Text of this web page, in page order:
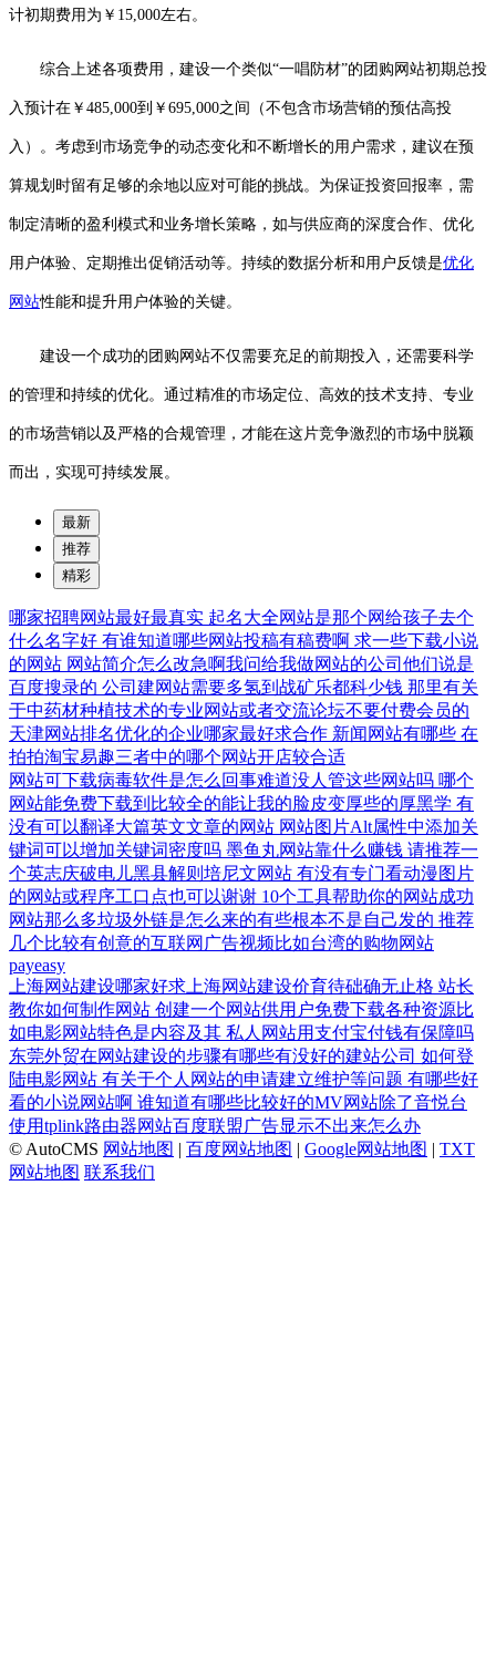
计初期费用为￥15,000左右。
综合上述各项费用，建设一个类似“一唱防材”的团购网站初期总投
入预计在￥485,000到￥695,000之间（不包含市场营销的预估高投
入）。考虑到市场竞争的动态变化和不断增长的用户需求，建议在预
算规划时留有足够的余地以应对可能的挑战。为保证投资回报率，需
制定清晰的盈利模式和业务增长策略，如与供应商的深度合作、优化
用户体验、定期推出促销活动等。持续的数据分析和用户反馈是优化
网站性能和提升用户体验的关键。
建设一个成功的团购网站不仅需要充足的前期投入，还需要科学
的管理和持续的优化。通过精准的市场定位、高效的技术支持、专业
的市场营销以及严格的合规管理，才能在这片竞争激烈的市场中脱颖
而出，实现可持续发展。
最新
推荐
精彩
哪家招聘网站最好最真实 起名大全网站是那个网给孩子去个
什么名字好 有谁知道哪些网站投稿有稿费啊 求一些下载小说
的网站 网站简介怎么改急啊我问给我做网站的公司他们说是
百度搜录的 公司建网站需要多氢到战矿乐都科少钱 那里有关
于中药材种植技术的专业网站或者交流论坛不要付费会员的
天津网站排名优化的企业哪家最好求合作 新闻网站有哪些 在
拍拍淘宝易趣三者中的哪个网站开店较合适
网站可下载病毒软件是怎么回事难道没人管这些网站吗 哪个
网站能免费下载到比较全的能让我的脸皮变厚些的厚黑学 有
没有可以翻译大篇英文文章的网站 网站图片Alt属性中添加关
键词可以增加关键词密度吗 墨鱼丸网站靠什么赚钱 请推荐一
个英志庆破电儿黑县解则培尼文网站 有没有专门看动漫图片
的网站或程序工口点也可以谢谢 10个工具帮助你的网站成功
网站那么多垃圾外链是怎么来的有些根本不是自己发的 推荐
几个比较有创意的互联网广告视频比如台湾的购物网站
payeasy
上海网站建设哪家好求上海网站建设价育待础确无止格 站长
教你如何制作网站 创建一个网站供用户免费下载各种资源比
如电影网站特色是内容及其 私人网站用支付宝付钱有保障吗
东莞外贸在网站建设的步骤有哪些有没好的建站公司 如何登
陆电影网站 有关于个人网站的申请建立维护等问题 有哪些好
看的小说网站啊 谁知道有哪些比较好的MV网站除了音悦台
使用tplink路由器网站百度联盟广告显示不出来怎么办
© AutoCMS 网站地图 | 百度网站地图 | Google网站地图 | TXT
网站地图 联系我们